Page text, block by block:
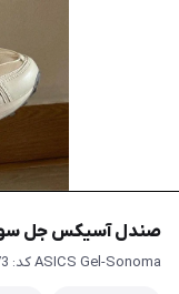
صندل آسیکس جل
ASICS Gel-Sonoma کد: 5173